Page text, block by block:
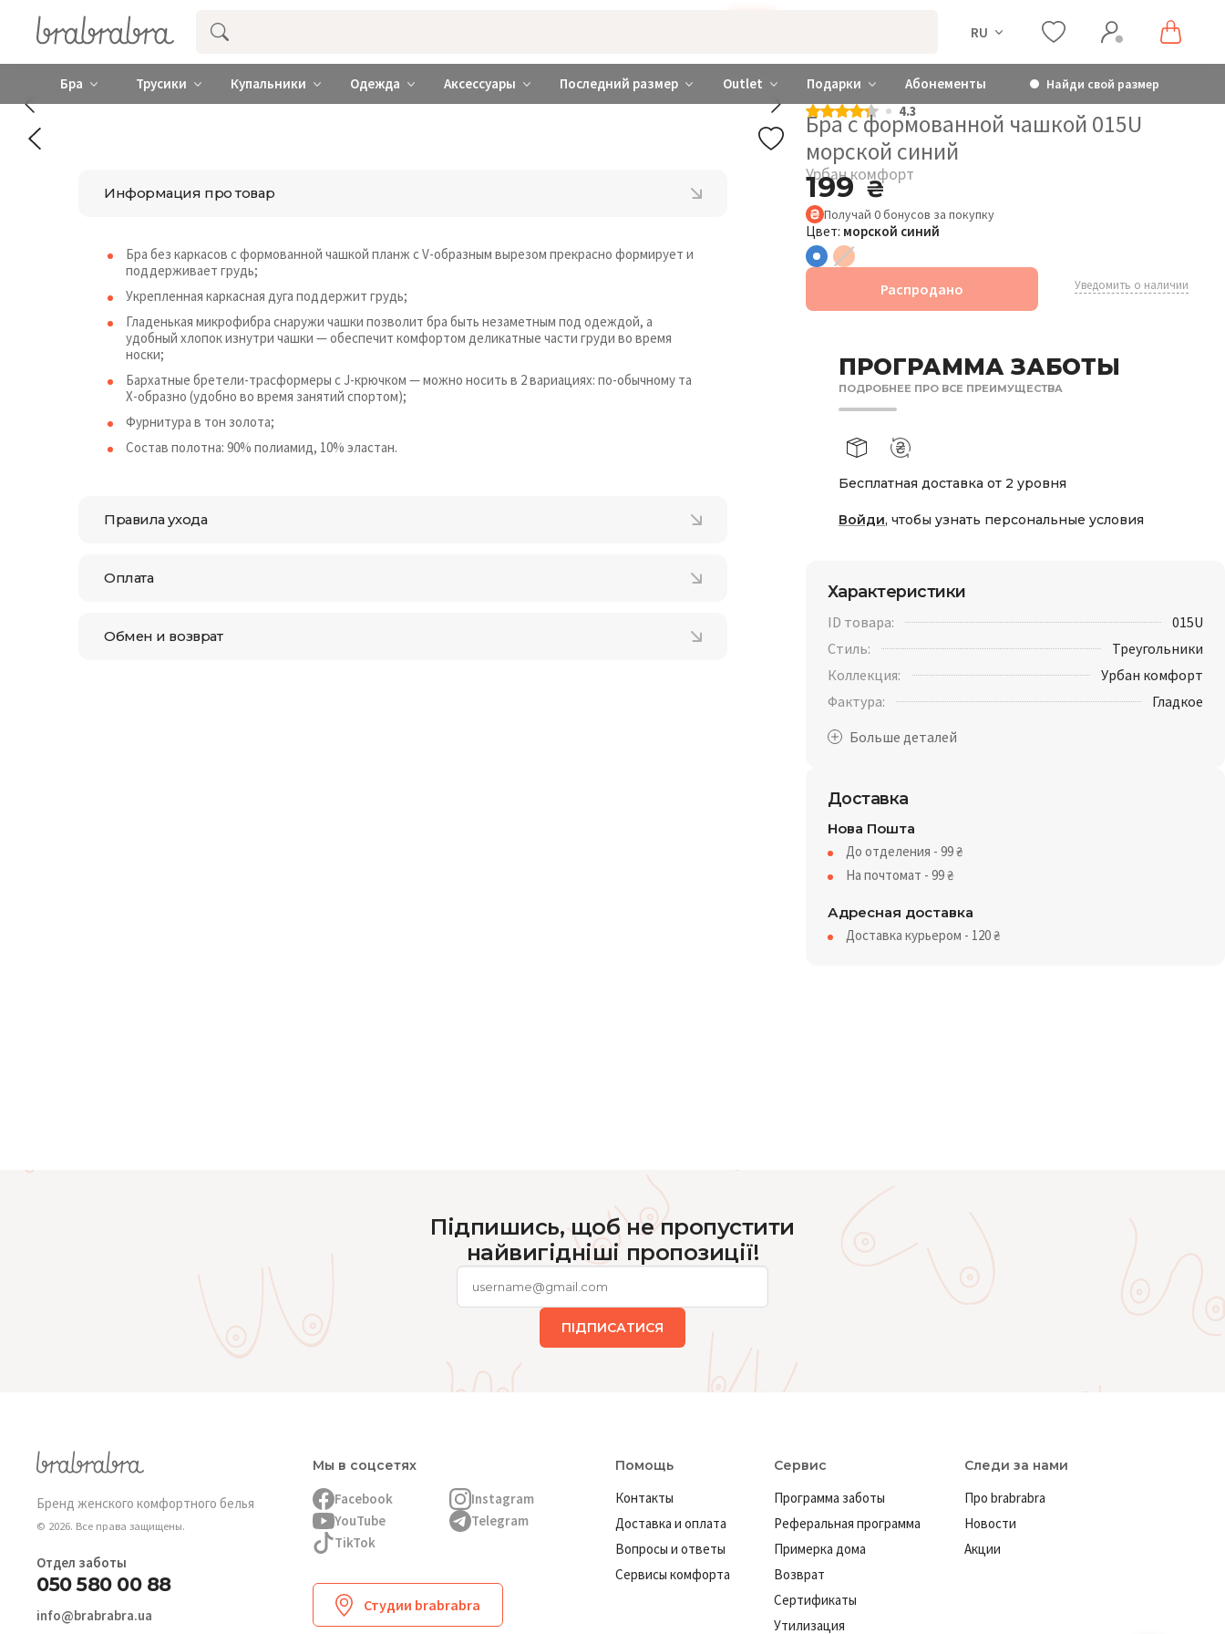
Купить нижнее женское белье ❤️ brabrabra ❤️ Киев и Украина RU
Бра Трусики Купальники Одежда Аксессуары Последний размер Outlet Подарки Абонементы Найди свой размер
4.3
Бра с формованной чашкой 015U
морской синий
Урбан комфорт
199₴
Получай 0бонусов за покупку
Цвет: морской синий
Распродано Уведомить о наличии
ПРОГРАММА ЗАБОТЫ
ПОДРОБНЕЕ ПРО ВСЕ ПРЕИМУЩЕСТВА
Бесплатная доставка от 2 уровня
Войди, чтобы узнать персональные условия
Характеристики
ID товара:
015U
Стиль:
Треугольники
Коллекция:
Урбан комфорт
Фактура:
Гладкое
Доставка
Нова Пошта
До отделения - 99₴
На почтомат - 99₴
Адресная доставка
Доставка курьером - 120₴
Информация про товар
Бра без каркасов с формованной чашкой планж с V-образным вырезом прекрасно формирует и
поддерживает грудь;
Укрепленная каркасная дуга поддержит грудь;
Гладенькая микрофибра снаружи чашки позволит бра быть незаметным под одеждой, а
удобный хлопок изнутри чашки — обеспечит комфортом деликатные части груди во время
носки;
Бархатные бретели-трасформеры с J-крючком — можно носить в 2 вариациях: по-обычному та
Х-образно (удобно во время занятий спортом);
Фурнитура в тон золота;
Состав полотна: 90% полиамид, 10% эластан.
Правила ухода
Оплата
Обмен и возврат
Підпишись, щоб не пропустити
найвигідніші пропозиції!
ПІДПИСАТИСЯ
Бренд женского комфортного белья
© 2026. Все права защищены.
Отдел заботы
050 580 00 88
info@brabrabra.ua
Мы в соцсетях
Facebook
Instagram
YouTube
Telegram
TikTok
Студии brabrabra
Помощь
Контакты
Доставка и оплата
Вопросы и ответы
Сервисы комфорта
Сервис
Программа заботы
Реферальная программа
Примерка дома
Возврат
Сертификаты
Утилизация
Следи за нами
Про brabrabra
Новости
Акции